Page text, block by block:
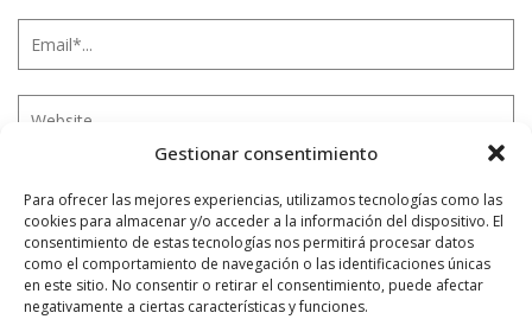
Gestionar consentimiento
Para ofrecer las mejores experiencias, utilizamos tecnologías como las
cookies para almacenar y/o acceder a la información del dispositivo. El
consentimiento de estas tecnologías nos permitirá procesar datos
como el comportamiento de navegación o las identificaciones únicas
en este sitio. No consentir o retirar el consentimiento, puede afectar
negativamente a ciertas características y funciones.
Notificarme vía correo electrónico cuando el comentario sea
aprobado.
Este sitio usa Akismet para reducir el spam. Aprende
cómo se procesan los datos de tus comentarios.